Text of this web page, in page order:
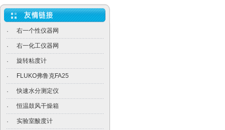
· 右一个性仪器网
· 右一化工仪器网
· 旋转粘度计
· FLUKO弗鲁克FA25
· 快速水分测定仪
· 恒温鼓风干燥箱
· 实验室酸度计